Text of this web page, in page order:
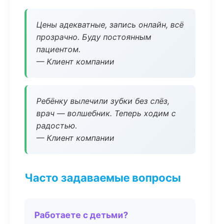
Цены адекватные, запись онлайн, всё
прозрачно. Буду постоянным
пациентом.
— Клиент компании
Ребёнку вылечили зубки без слёз,
врач — волшебник. Теперь ходим с
радостью.
— Клиент компании
Часто задаваемые вопросы
Работаете с детьми?